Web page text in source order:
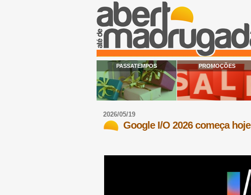
PASSATEMPOS PROMOÇÕES
2026/05/19
Google I/O 2026 começa hoje